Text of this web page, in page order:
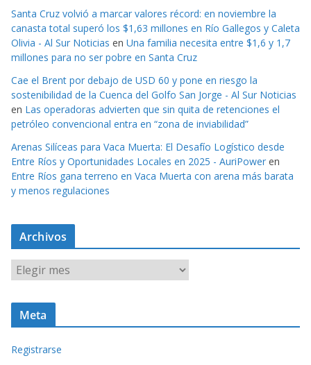
Santa Cruz volvió a marcar valores récord: en noviembre la
canasta total superó los $1,63 millones en Río Gallegos y Caleta
Olivia - Al Sur Noticias en Una familia necesita entre $1,6 y 1,7
millones para no ser pobre en Santa Cruz
Cae el Brent por debajo de USD 60 y pone en riesgo la
sostenibilidad de la Cuenca del Golfo San Jorge - Al Sur Noticias
en Las operadoras advierten que sin quita de retenciones el
petróleo convencional entra en “zona de inviabilidad”
Arenas Silíceas para Vaca Muerta: El Desafío Logístico desde
Entre Ríos y Oportunidades Locales en 2025 - AuriPower en
Entre Ríos gana terreno en Vaca Muerta con arena más barata
y menos regulaciones
Archivos
r
c
v
Meta
Registrarse